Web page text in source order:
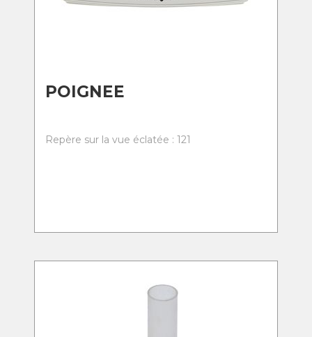
POIGNEE
Repère sur la vue éclatée : 121